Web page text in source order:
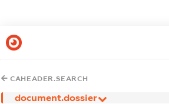
CAHEADER.SEARCH
document.dossier